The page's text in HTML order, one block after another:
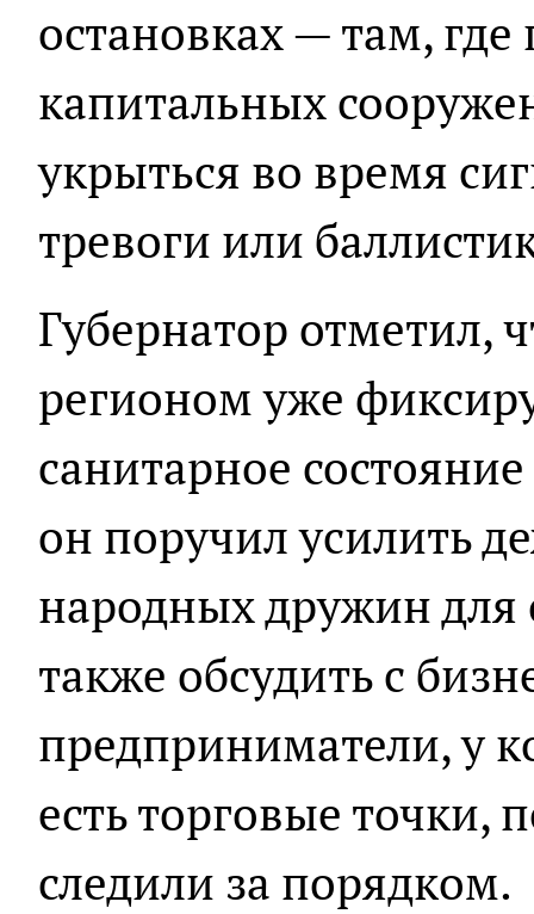
остановках — там, где
капитальных
укрыться во время
тревоги или
Губернатор отметил,
регионом уже
санитарное
он поручил усилить
народных дружин для
также обсудить с
предприниматели, у
есть торговые точки,
следили за порядком.